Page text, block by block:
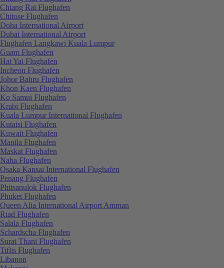
Chiang Rai Flughafen
Chitose Flughafen
Doha International Airport
Dubai International Airport
Flughafen Langkawi Kuala Lumpur
Guam Flughafen
Hat Yai Flughafen
Incheon Flughafen
Johor Bahru Flughafen
Khon Kaen Flughafen
Ko Samui Flughafen
Krabi Flughafen
Kuala Lumpur International Flughafen
Kutaisi Flughafen
Kuwait Flughafen
Manila Flughafen
Maskat Flughafen
Naha Flughafen
Osaka Kansai International Flughafen
Penang Flughafen
Phitsanulok Flughafen
Phuket Flughafen
Queen Alia International Airport Amman
Riad Flughafen
Salala Flughafen
Schardscha Flughafen
Surat Thani Flughafen
Tiflis Flughafen
Libanon